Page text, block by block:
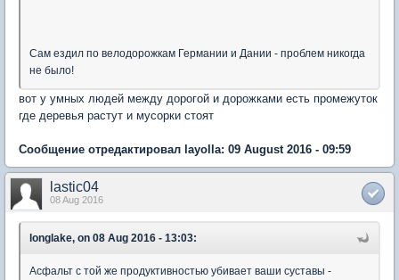
Сам ездил по велодорожкам Германии и Дании - проблем никогда
не было!
вот у умных людей между дорогой и дорожками есть промежуток
где деревья растут и мусорки стоят
Сообщение отредактировал layolla: 09 August 2016 - 09:59
lastic04
08 Aug 2016
longlake, on 08 Aug 2016 - 13:03:
Асфальт с той же продуктивностью убивает ваши суставы -